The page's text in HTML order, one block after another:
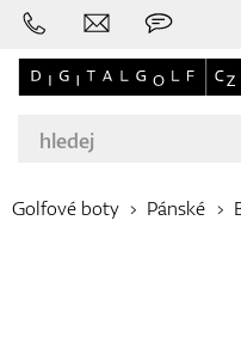
Golfové boty Pánské